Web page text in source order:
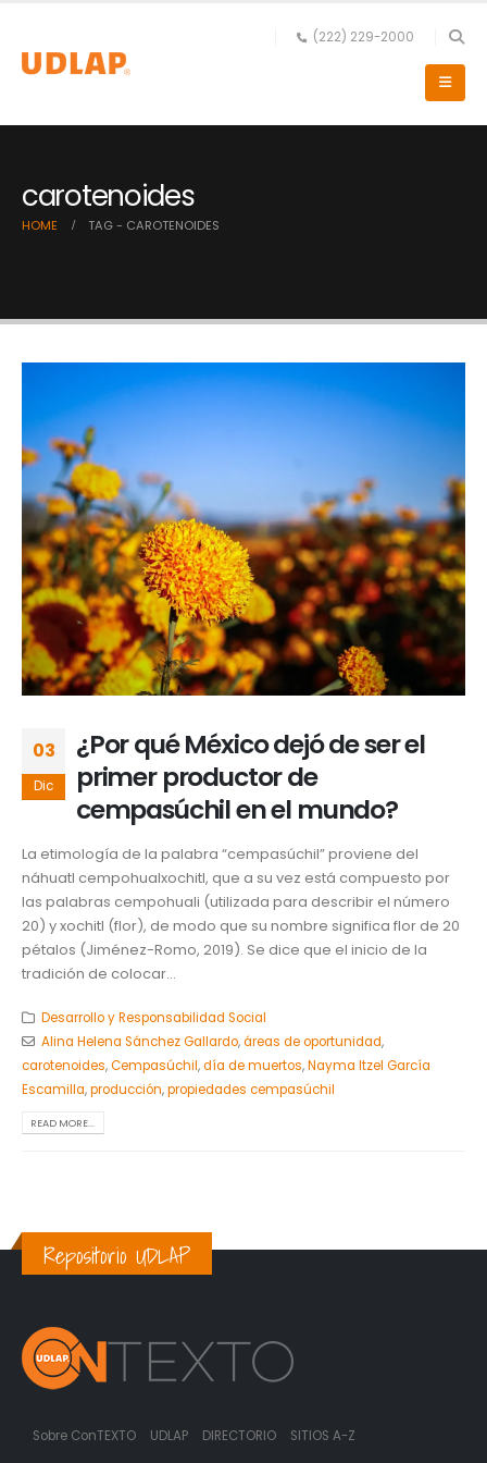
(222) 229-2000
carotenoides
HOME TAG - CAROTENOIDES
03
Dic
¿Por qué México dejó de ser el
primer productor de
cempasúchil en el mundo?
La etimología de la palabra “cempasúchil” proviene del
náhuatl cempohualxochitl, que a su vez está compuesto por
las palabras cempohuali (utilizada para describir el número
20) y xochitl (flor), de modo que su nombre significa flor de 20
pétalos (Jiménez-Romo, 2019). Se dice que el inicio de la
tradición de colocar...
Desarrollo y Responsabilidad Social
Alina Helena Sánchez Gallardo,áreas de oportunidad,
carotenoides,Cempasúchil,día de muertos,Nayma Itzel García
Escamilla,producción,propiedades cempasúchil
READ MORE...
Repositorio UDLAP
Sobre ConTEXTO UDLAP DIRECTORIO SITIOS A-Z